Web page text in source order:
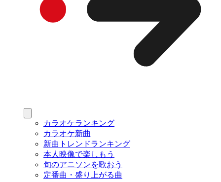
カラオケランキング
カラオケ新曲
新曲トレンドランキング
本人映像で楽しもう
旬のアニソンを歌おう
定番曲・盛り上がる曲